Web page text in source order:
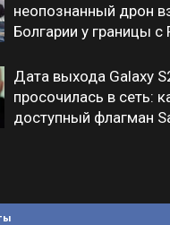
неопознанный дрон
Болгарии у границы
Дата выхода Galaxy
просочилась в сеть:
доступный флагман